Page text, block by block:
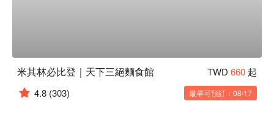
米其林必比登｜天下三絕麵食館 TWD 660 起
4.8 (303) 最早可預訂：08/17